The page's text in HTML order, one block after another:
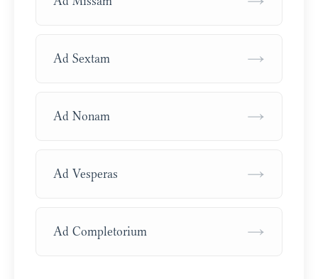
Ad Sextam →
Ad Nonam →
Ad Vesperas →
Ad Completorium →